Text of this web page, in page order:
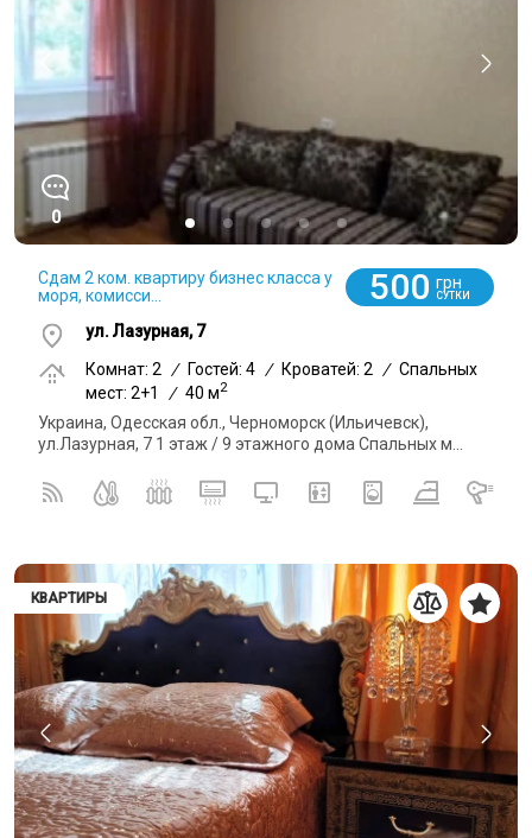
0
Сдам 2 ком. квартиру бизнес класса у
моря, комисси...
500 грн
СУТКИ
ул. Лазурная, 7
Комнат: 2
/ Гостей: 4 / Кроватей: 2 / Спальных
мест: 2+1
/ 40 м2
Украина, Одесская обл., Черноморск (Ильичевск),
ул.Лазурная, 7 1 этаж / 9 этажного дома Спальных м...
КВАРТИРЫ